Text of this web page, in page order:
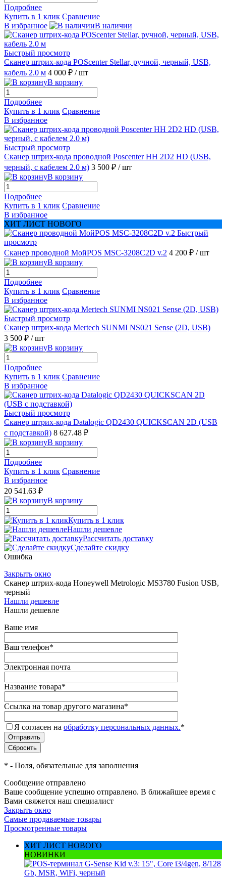
Подробнее
Купить в 1 клик Сравнение
В избранное
В наличии
Быстрый просмотр
Сканер штрих-кода POScenter Stellar, ручной, черный, USB,
кабель 2.0 м 4 000 ₽ / шт
В корзину
Подробнее
Купить в 1 клик Сравнение
В избранное
Быстрый просмотр
Сканер штрих-кода проводной Poscenter HH 2D2 HD (USB,
черный, с кабелем 2.0 м) 3 500 ₽ / шт
В корзину
Подробнее
Купить в 1 клик Сравнение
В избранное
ХИТ ЛИСТ НОВОГО
Быстрый
просмотр
Сканер проводной МойPOS MSC-3208C2D v.2 4 200 ₽ / шт
В корзину
Подробнее
Купить в 1 клик Сравнение
В избранное
Быстрый просмотр
Сканер штрих-кода Mertech SUNMI NS021 Sense (2D, USB)
3 500 ₽ / шт
В корзину
Подробнее
Купить в 1 клик Сравнение
В избранное
Быстрый просмотр
Сканер штрих-кода Datalogic QD2430 QUICKSCAN 2D (USB
с подставкой) 8 627.48 ₽
В корзину
Подробнее
Купить в 1 клик Сравнение
В избранное
20 541.63 ₽
В корзину
Купить в 1 клик
Нашли дешевле
Рассчитать доставку
Сделайте скидку
Ошибка
Закрыть окно
Сканер штрих-кода Honeywell Metrologic MS3780 Fusion USB,
черный
Нашли дешевле
Нашли дешевле
Ваше имя
Ваш телефон*
Электронная почта
Название товара*
Ссылка на товар другого магазина*
Я согласен на обработку персональных данных.*
* - Поля, обязательные для заполнения
Сообщение отправлено
Ваше сообщение успешно отправлено. В ближайшее время с
Вами свяжется наш специалист
Закрыть окно
Самые продаваемые товары
Просмотренные товары
ХИТ ЛИСТ НОВОГО
НОВИНКИ